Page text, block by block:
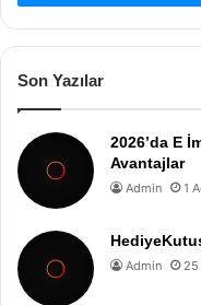
Son Yazılar
2026’da E
Avantajlar
Admin 1
Admin 25